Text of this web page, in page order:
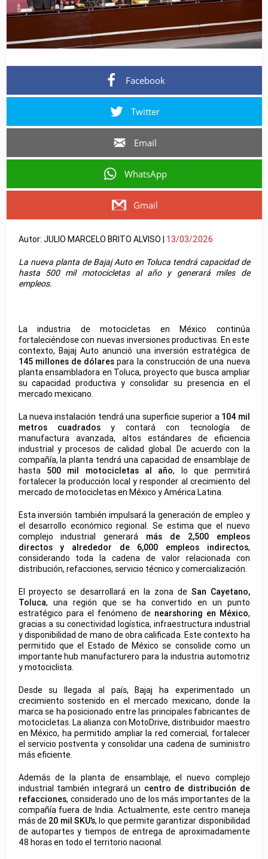
Facebook
Twitter
Email
WhatsApp
Gmail
Autor: JULIO MARCELO BRITO ALVISO | 13/03/2026
La nueva planta de Bajaj Autoen Toluca tendrá capacidad de
hasta 500 mil motocicletas al año y generará miles de
empleos.
La industria de motocicletas en México continúa
fortaleciéndose con nuevas inversiones productivas. En este
contexto, Bajaj Auto anunció una inversión estratégica de
145 millones de dólares para la construcción de una nueva
planta ensambladora en Toluca, proyecto que busca ampliar
su capacidad productiva y consolidar su presencia en el
mercado mexicano.
La nueva instalación tendrá una superficie superior a 104 mil
metros cuadradosy contará con tecnología de
manufactura avanzada, altos estándares de eficiencia
industrial y procesos de calidad global. De acuerdo con la
compañía, la planta tendrá una capacidad de ensamblaje de
hasta 500 mil motocicletas al año, lo que permitirá
fortalecer la producción local y responder al crecimiento del
mercado de motocicletas en México y América Latina.
Esta inversión también impulsará la generación de empleo y
el desarrollo económico regional. Se estima que el nuevo
complejo industrial generará más de 2,500 empleos
directos y alrededor de 6,000 empleos indirectos,
considerando toda la cadena de valor relacionada con
distribución, refacciones, servicio técnico y comercialización.
El proyecto se desarrollará en la zona de San Cayetano,
Toluca, una región que se ha convertido en un punto
estratégico para el fenómeno de nearshoring en México,
gracias a su conectividad logística, infraestructura industrial
y disponibilidad de mano de obra calificada. Este contexto ha
permitido que el Estado de México se consolide como un
importante hub manufacturero para la industria automotriz
y motociclista.
Desde su llegada al país, Bajaj ha experimentado un
crecimiento sostenido en el mercado mexicano, donde la
marca se ha posicionado entre las principales fabricantes de
motocicletas. La alianza con MotoDrive, distribuidor maestro
en México, ha permitido ampliar la red comercial, fortalecer
el servicio postventa y consolidar una cadena de suministro
más eficiente.
Además de la planta de ensamblaje, el nuevo complejo
industrial también integrará un centro de distribución de
refacciones, considerado uno de los más importantes de la
compañía fuera de India. Actualmente, este centro maneja
más de 20 mil SKU’s, lo que permite garantizar disponibilidad
de autopartes y tiempos de entrega de aproximadamente
48 horas en todo el territorio nacional.